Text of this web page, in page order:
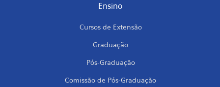
Ensino
Cursos de Extensão
Graduação
Pós-Graduação
Comissão de Pós-Graduação